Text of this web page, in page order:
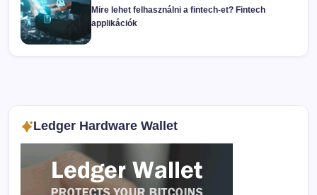
Mire lehet felhasználni a fintech-et? Fintech
applikációk
Ledger Hardware Wallet